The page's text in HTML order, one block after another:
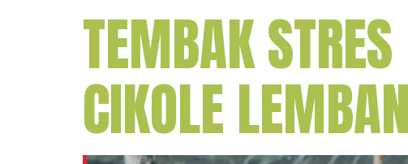
TEMBAK
CIKOLE